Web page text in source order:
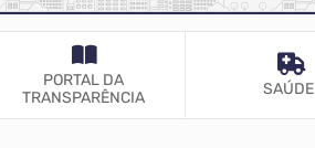
PORTAL DA
TRANSPARÊNCIA
SAÚDE